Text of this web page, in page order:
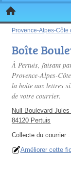
Provence-Alpes-Côte
Boîte
À Pertuis, faisant
Provence-Alpes-
la boite aux lettres
de votre courrier.
Null Boulevard
84120 Pertuis
Collecte du courrier :
Améliorer cette